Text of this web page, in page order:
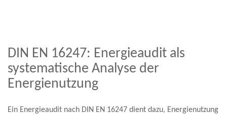
DIN EN 16247: Energieaudit als
systematische Analyse der
Energienutzung
Ein Energieaudit nach DIN EN 16247 dient dazu, Energienutzung